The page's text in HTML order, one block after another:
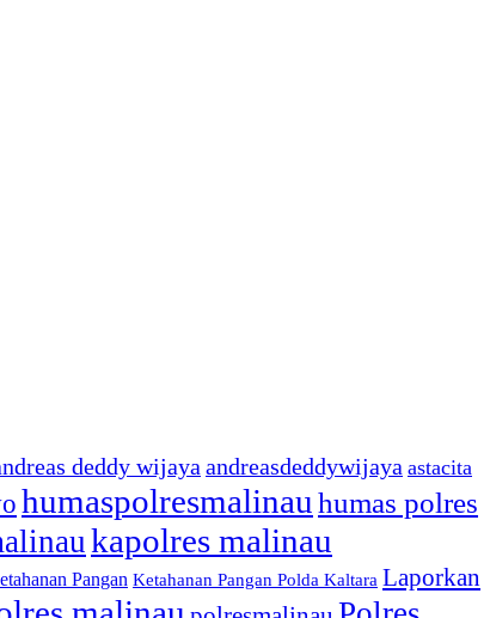
deddy wijaya andreasdeddywijaya astacita
humaspolresmalinau humas polres
kapolres malinau
Pangan Ketahanan Pangan Polda Kaltara Laporkan